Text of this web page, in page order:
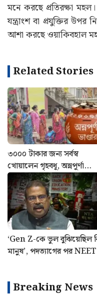
মনে করছে প্রতিরক্ষা
যন্ত্রাংশ বা প্রযুক্তির
আশা করছে ওয়াকিবহাল
Related Stories
৩০০০ টাকার জন্য সর্বস্ব
খোয়ালেন গৃহবধূ, অন্নপূর্ণা
যোজনার নামে বিরাট প্রতারণা
‘Gen Z-কে ভুল বুঝিয়েছিল
মানুষ’, পদত্যাগের পর NEET
Breaking News